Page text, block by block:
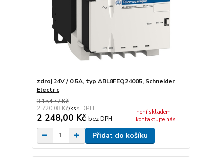
zdroj 24V / 0.5A, typ ABL8FEQ24005, Schneider
Electric
3 154,47 Kč
2 720,08 Kč/ks
2 248,00 Kč bez DPH
není skladem -
kontaktujte nás
Přidat do košíku